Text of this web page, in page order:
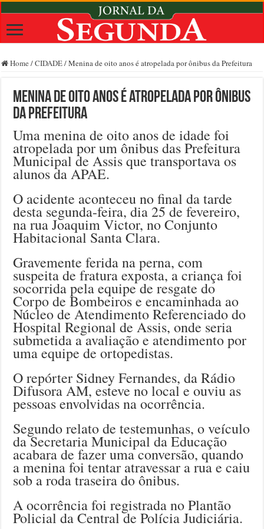
Home /CIDADE/Menina de oito anos é atropelada por ônibus da Prefeitura
Menina de oito anos é atropelada por ônibus
da Prefeitura
Uma menina de oito anos de idade foi
atropelada por um ônibus das Prefeitura
Municipal de Assis que transportava os
alunos da APAE.
O acidente aconteceu no final da tarde
desta segunda-feira, dia 25 de fevereiro,
na rua Joaquim Victor, no Conjunto
Habitacional Santa Clara.
Gravemente ferida na perna, com
suspeita de fratura exposta, a criança foi
socorrida pela equipe de resgate do
Corpo de Bombeiros e encaminhada ao
Núcleo de Atendimento Referenciado do
Hospital Regional de Assis, onde seria
submetida a avaliação e atendimento por
uma equipe de ortopedistas.
O repórter Sidney Fernandes, da Rádio
Difusora AM, esteve no local e ouviu as
pessoas envolvidas na ocorrência.
Segundo relato de testemunhas, o veículo
da Secretaria Municipal da Educação
acabara de fazer uma conversão, quando
a menina foi tentar atravessar a rua e caiu
sob a roda traseira do ônibus.
A ocorrência foi registrada no Plantão
Policial da Central de Polícia Judiciária.